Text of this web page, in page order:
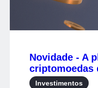
Novidade - A
criptomoedas
disponível!
Investimentos